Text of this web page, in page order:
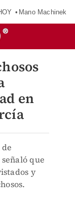
Mano Machinek
en
que
y